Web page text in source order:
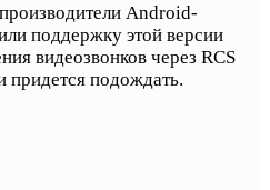
Android-
поддержку этой версии
видеозвонков через RCS
придется подождать.